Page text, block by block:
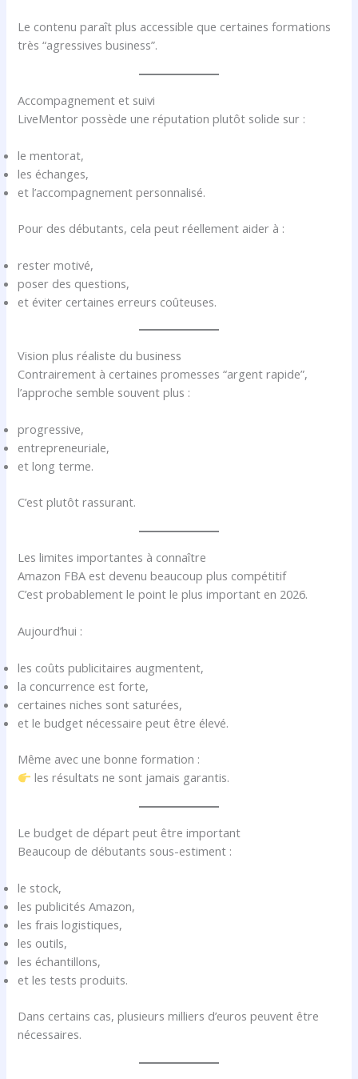
Le contenu paraît plus accessible que certaines formations
très “agressives business”.
Accompagnement et suivi
LiveMentor possède une réputation plutôt solide sur :
le mentorat,
les échanges,
et l’accompagnement personnalisé.
Pour des débutants, cela peut réellement aider à :
rester motivé,
poser des questions,
et éviter certaines erreurs coûteuses.
Vision plus réaliste du business
Contrairement à certaines promesses “argent rapide”,
l’approche semble souvent plus :
progressive,
entrepreneuriale,
et long terme.
C’est plutôt rassurant.
Les limites importantes à connaître
Amazon FBA est devenu beaucoup plus compétitif
C’est probablement le point le plus important en 2026.
Aujourd’hui :
les coûts publicitaires augmentent,
la concurrence est forte,
certaines niches sont saturées,
et le budget nécessaire peut être élevé.
Même avec une bonne formation :
les résultats ne sont jamais garantis.
Le budget de départ peut être important
Beaucoup de débutants sous-estiment :
le stock,
les publicités Amazon,
les frais logistiques,
les outils,
les échantillons,
et les tests produits.
Dans certains cas, plusieurs milliers d’euros peuvent être
nécessaires.